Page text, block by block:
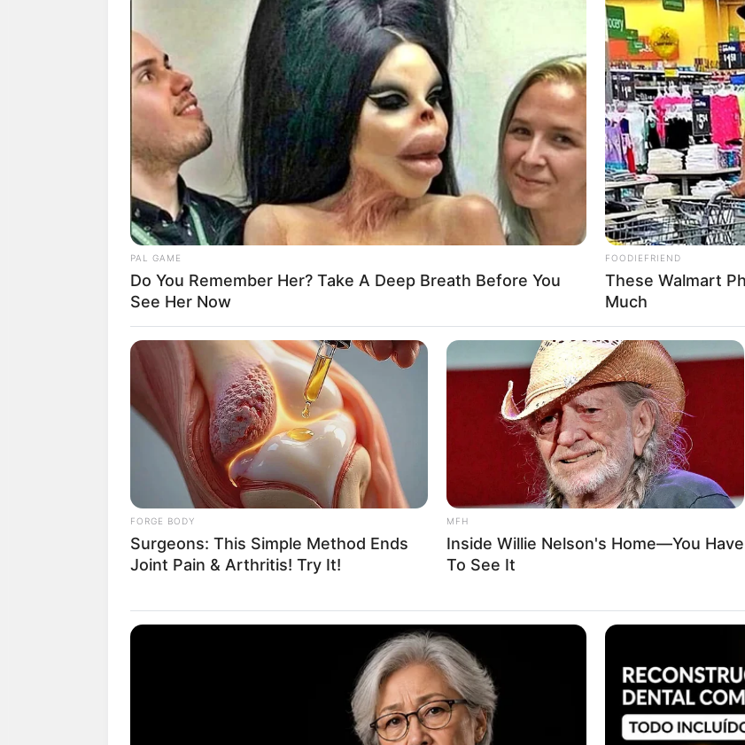
การงาน :ได้รับการสนับสนุนจากผู้ใหญ่ดี ระวังเรื่องคน ลูกน้องบริวารจะ
การเงิน :มีโชคลาภเล็กน้อย แต่รายจ่ายครอบครัวก้อนโต
ความรัก :มีปัญหาสะสม คุยกันไม่รู้เรื่อง ไม่ค่อยมีความสุข
สุขภาพ :ปวดคอ บ่า ไหล่ กระเพาะปัสสาวะอักเสบ
สิ่งศักดิ์สิทธิ์ :ขอพรพญานาค
ราศีมีน : ( ผู้ที่เกิด 16 มี.ค.- 12 เ
การงาน :งานประจำได้เวลาแสดงความสามารถมีเกณฑ์เข้าตาผู้ใหญ่ ง
อย่าด่วนตัดสินใจ
การเงิน :เงินช็อต แต่จะได้รับความช่วยเหลือจากเพศตรงข้าม
: คนโสด ระวังถูกหลอก เช็กประวัติดีๆ คู่รัก เป็นที่การปรับตัวเริ่
ดี
สุขภาพ :นิ้วล็อคนิ้วชา ขา หัวเข่า ข้อเท้าพลิก
สิ่งศักดิ์สิทธิ์ :
ขอพรท้าวเวสสุวรรณ และพระราหู
ราศีเมษ : ( ผู้ที่เกิด 13 เม.ย. – 14
การงาน :งานประจำ ระวังทำงานพลาด แต่ผู้ใหญ่เอ็นดูคอยช่วยเหลือ ธุ
การลงทุนทำธุรกิจใหญ่
เก็บเงินไม่ค่อยอยู่หมดไปกับเรื่องของภายในครอบครัว ต้องแปล
ร่ำรวย
ความรัก :
คนโสด มีเกณฑ์จะได้เจอคนที่อายุมากกว่ามาซัพพอร์ต คู่รัก
สุขภาพ :ภูมิแพ้ทางเดินหายใจ แพ้ฝุ่นแพ้อากาศ
สิ่งศักดิ์สิทธิ์ :สักการะพระพรหม
ราศีพฤษภ : ( ผู้ที่เกิด 15 พ.ค. –
PAL GAME
Do You Remember Her? Take A Deep Breath Before You
See Her Now
FOODIEFRIEND
These Walmart
Much
FORGE BODY
Surgeons: This Simple Method Ends
Joint Pain & Arthritis! Try It!
MFH
Inside Willie Nelson's Home—You Have
To See It